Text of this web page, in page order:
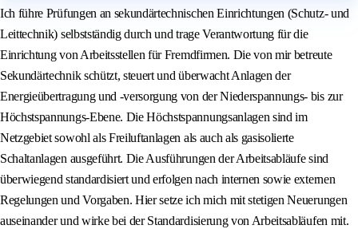
Ich führe Prüfungen an sekundärtechnischen Einrichtungen (Schutz- und
Leittechnik) selbstständig durch und trage Verantwortung für die
Einrichtung von Arbeitsstellen für Fremdfirmen. Die von mir betreute
Sekundärtechnik schützt, steuert und überwacht Anlagen der
Energieübertragung und -versorgung von der Niederspannungs- bis zur
Höchstspannungs-Ebene. Die Höchstspannungsanlagen sind im
Netzgebiet sowohl als Freiluftanlagen als auch als gasisolierte
Schaltanlagen ausgeführt. Die Ausführungen der Arbeitsabläufe sind
überwiegend standardisiert und erfolgen nach internen sowie externen
Regelungen und Vorgaben. Hier setze ich mich mit stetigen Neuerungen
auseinander und wirke bei der Standardisierung von Arbeitsabläufen mit.